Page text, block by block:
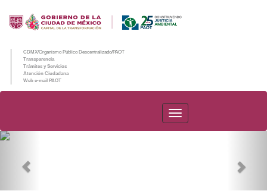
CDMX/Organismo Público Descentralizado/PAOT
Transparencia
Trámites y Servicios
Atención Ciudadana
Web e-mail PAOT
PAOT